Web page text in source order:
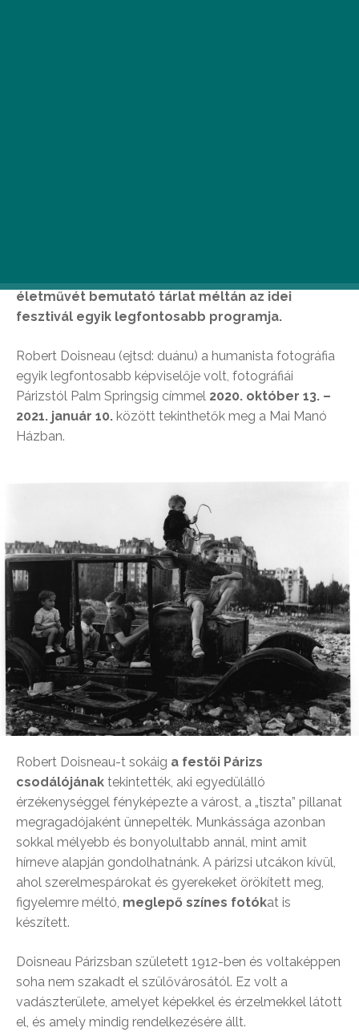
életművét bemutató tárlat méltán az idei
fesztivál egyik legfontosabb programja.
Robert Doisneau (ejtsd: duánu) a humanista fotográfia
egyik legfontosabb képviselője volt, fotográfiái
Párizstól Palm Springsig címmel 2020. október 13. –
2021. január 10. között tekinthetők meg a Mai Manó
Házban.
Robert Doisneau-t sokáig a festői Párizs
csodálójának tekintették, aki egyedülálló
érzékenységgel fényképezte a várost, a „tiszta” pillanat
megragadójaként ünnepelték. Munkássága azonban
sokkal mélyebb és bonyolultabb annál, mint amit
hírneve alapján gondolhatnánk. A párizsi utcákon kívül,
ahol szerelmespárokat és gyerekeket örökített meg,
figyelemre méltó, meglepő színes fotókat is
készített.
Doisneau Párizsban született 1912-ben és voltaképpen
soha nem szakadt el szülővárosától. Ez volt a
vadászterülete, amelyet képekkel és érzelmekkel látott
el, és amely mindig rendelkezésére állt.